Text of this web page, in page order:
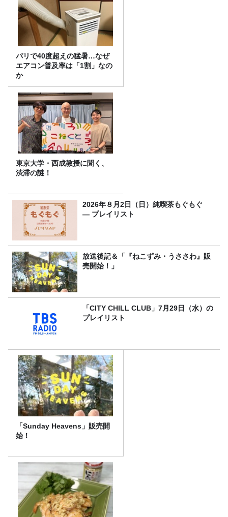
パリで40度超えの猛暑…なぜ
エアコン普及率は「1割」なの
か
東京大学・西成教授に聞く、
渋滞の謎！
2026年８月2日（日）純喫茶もぐもぐ
― プレイリスト
放送後記＆「『ねこずみ・うささわ』販
売開始！」
「CITY CHILL CLUB」7月29日（水）の
プレイリスト
「Sunday Heavens」販売開
始！